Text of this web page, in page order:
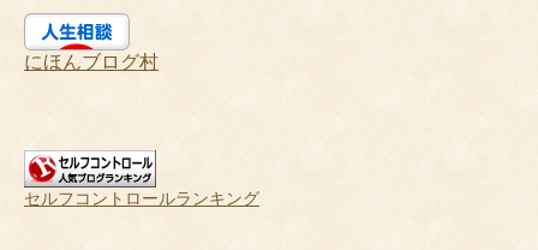
にほんブログ村
セルフコントロールランキング